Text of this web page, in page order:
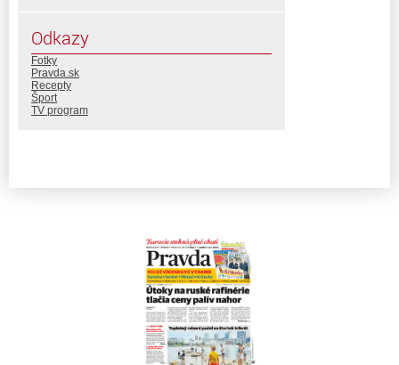
Odkazy
Fotky
Pravda.sk
Recepty
Šport
TV program